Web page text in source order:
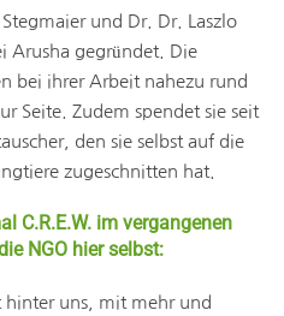
und Dr. Dr. Laszlo
Arusha gegründet. Die
bei ihrer Arbeit nahezu rund
Seite. Zudem spendet sie seit
den sie selbst auf die
zugeschnitten hat.
C.R.E.W. im vergangenen
NGO hier selbst:
hinter uns, mit mehr und